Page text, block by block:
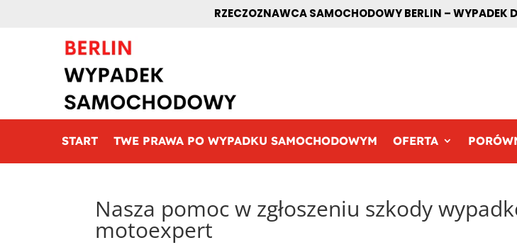
RZECZOZNAWCA SAMOCHODOWY BERLIN – WYPADEK
START TWE PRAWA PO WYPADKU SAMOCHODOWYM OFERTA
Nasza pomoc w zgłoszeniu szkody
motoexpert